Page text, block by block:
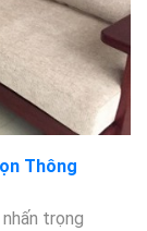
Thông
trọng